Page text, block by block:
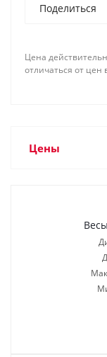
Поделиться
Цена
отличаться от цен
Цены